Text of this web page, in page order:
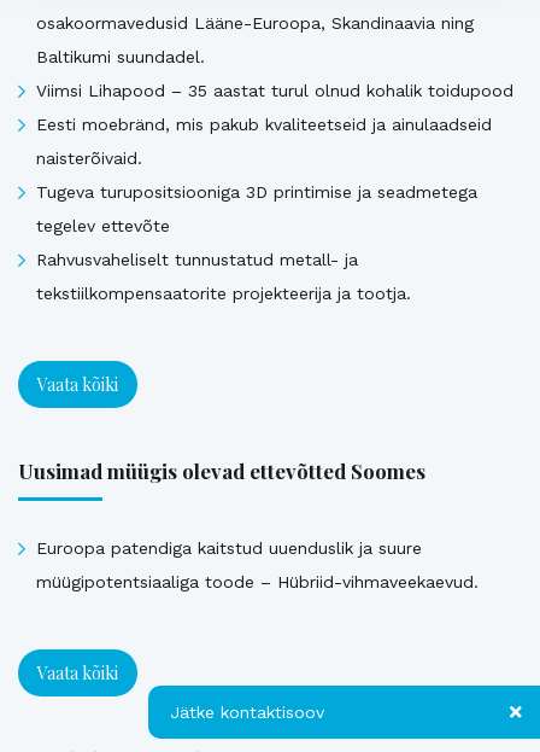
osakoormavedusid Lääne-Euroopa, Skandinaavia ning
Baltikumi suundadel.
Viimsi Lihapood – 35 aastat turul olnud kohalik toidupood
Eesti moebränd, mis pakub kvaliteetseid ja ainulaadseid
naisterõivaid.
Tugeva turupositsiooniga 3D printimise ja seadmetega
tegelev ettevõte
Rahvusvaheliselt tunnustatud metall- ja
tekstiilkompensaatorite projekteerija ja tootja.
Vaata kõiki
Uusimad müügis olevad ettevõtted Soomes
Euroopa patendiga kaitstud uuenduslik ja suure
müügipotentsiaaliga toode – Hübriid-vihmaveekaevud.
Vaata kõiki
Jätke kontaktisoov